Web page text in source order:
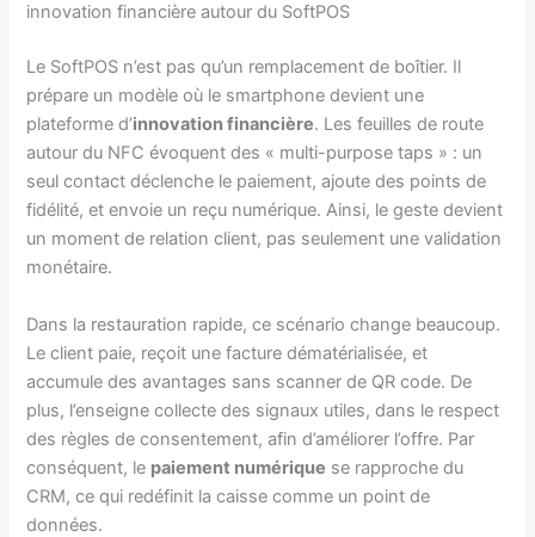
innovation financière autour du SoftPOS
Le SoftPOS n’est pas qu’un remplacement de boîtier. Il
prépare un modèle où le smartphone devient une
plateforme d’innovation financière. Les feuilles de route
autour du NFC évoquent des « multi-purpose taps » : un
seul contact déclenche le paiement, ajoute des points de
fidélité, et envoie un reçu numérique. Ainsi, le geste devient
un moment de relation client, pas seulement une validation
monétaire.
Dans la restauration rapide, ce scénario change beaucoup.
Le client paie, reçoit une facture dématérialisée, et
accumule des avantages sans scanner de QR code. De
plus, l’enseigne collecte des signaux utiles, dans le respect
des règles de consentement, afin d’améliorer l’offre. Par
conséquent, le paiement numérique se rapproche du
CRM, ce qui redéfinit la caisse comme un point de
données.